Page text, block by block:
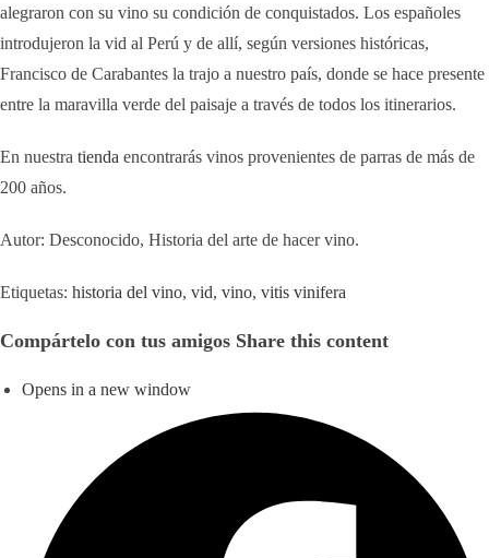
alegraron con su vino su condición de conquistados. Los españoles
introdujeron la vid al Perú y de allí, según versiones históricas,
Francisco de Carabantes la trajo a nuestro país, donde se hace presente
entre la maravilla verde del paisaje a través de todos los itinerarios.
En nuestra tienda encontrarás vinos provenientes de parras de más de
200 años.
Autor: Desconocido, Historia del arte de hacer vino.
Etiquetas: historia del vino, vid, vino, vitis vinifera
Compártelo con tus amigos Share this content
Opens in a new window